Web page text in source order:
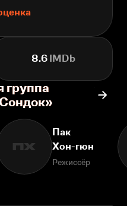
8.6 IMDb
группа
ПХ
Пак
Хон-гюн
Режиссёр